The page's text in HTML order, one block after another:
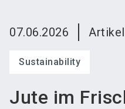
07.06.2026 Artikel
Sustainability
Jute im